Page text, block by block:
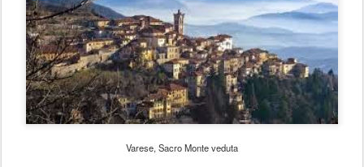
Varese, Sacro Monte veduta